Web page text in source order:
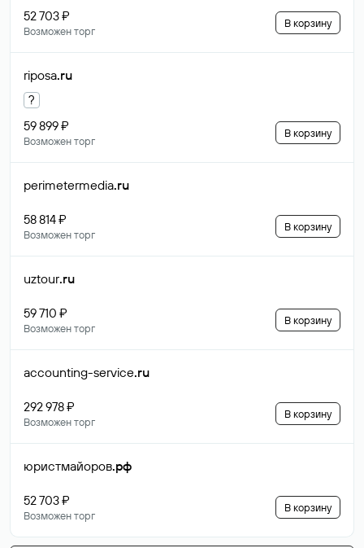
52 703 ₽
Возможен торг
В корзину
riposa.ru
?
59 899 ₽
Возможен торг
В корзину
perimetermedia.ru
58 814 ₽
Возможен торг
В корзину
uztour.ru
59 710 ₽
Возможен торг
В корзину
accounting-service.ru
292 978 ₽
Возможен торг
В корзину
юристмайоров.рф
52 703 ₽
Возможен торг
В корзину